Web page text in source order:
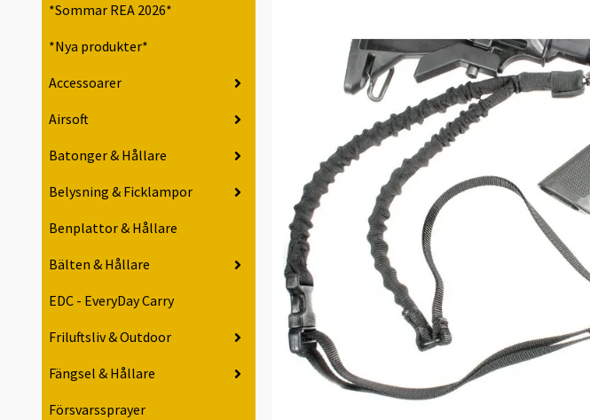
*Sommar REA 2026*
*Nya produkter*
Accessoarer
Airsoft
Batonger & Hållare
Belysning & Ficklampor
Benplattor & Hållare
Bälten & Hållare
EDC - EveryDay Carry
Friluftsliv & Outdoor
Fängsel & Hållare
Försvarssprayer